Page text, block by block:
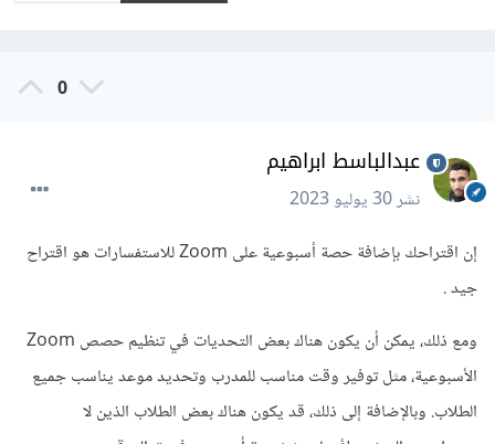
0
عبدالباسط ابراهيم
نشر30 يوليو 2023
إن اقتراحك بإضافة حصة أسبوعية على Zoom للاستفسارات هو اقتراح
جيد .
ومع ذلك، يمكن أن يكون هناك بعض التحديات في تنظيم حصص Zoom
الأسبوعية، مثل توفير وقت مناسب للمدرب وتحديد موعد يناسب جميع
الطلاب. وبالإضافة إلى ذلك، قد يكون هناك بعض الطلاب الذين لا